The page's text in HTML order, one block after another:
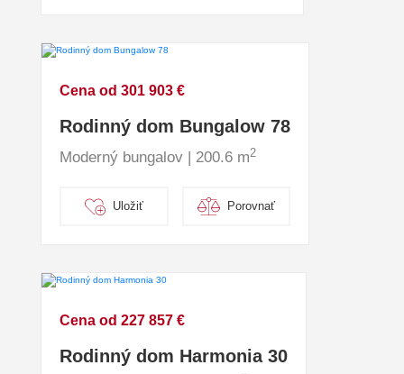
Cena od 301 903 €
Rodinný dom Bungalow 78
Moderný bungalov | 200.6 m2
Uložiť Porovnať
Cena od 227 857 €
Rodinný dom Harmonia 30